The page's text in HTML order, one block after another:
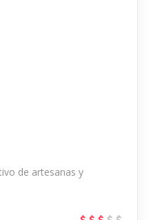
de artesanas y